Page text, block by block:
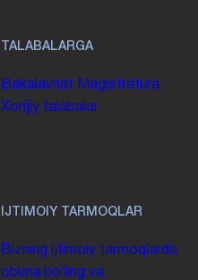
TALABALARGA
Bakalavriat Magistratura
Xorijiy talabalar
IJTIMOIY TARMOQLAR
Bizning ijtimoiy tarmoqlarda
obuna boʻling va